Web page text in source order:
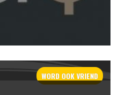
WORD OOKVRIEND